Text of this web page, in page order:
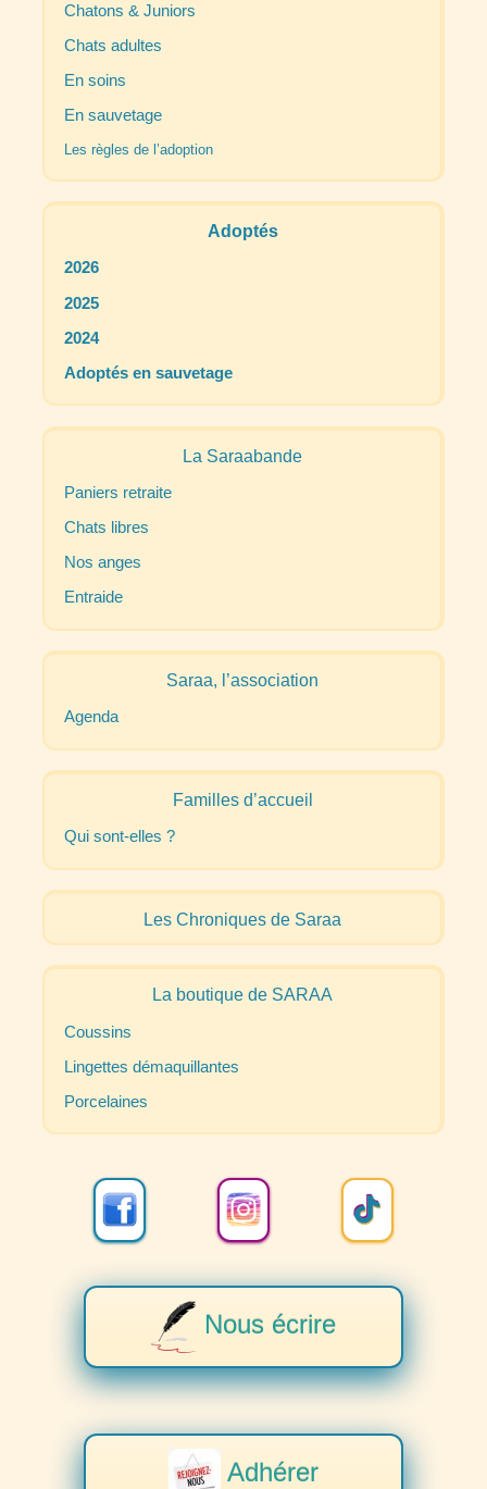
Chatons & Juniors
Chats adultes
En soins
En sauvetage
Les règles de l’adoption
Adoptés
2026
2025
2024
Adoptés en sauvetage
La Saraabande
Paniers retraite
Chats libres
Nos anges
Entraide
Saraa, l’association
Agenda
Familles d’accueil
Qui sont-elles ?
Les Chroniques de Saraa
La boutique de SARAA
Coussins
Lingettes démaquillantes
Porcelaines
Nous écrire
Adhérer